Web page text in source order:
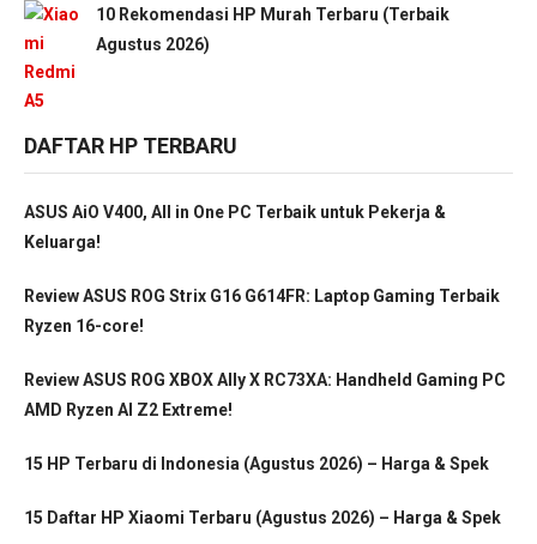
10 Rekomendasi HP Murah Terbaru (Terbaik
Agustus 2026)
DAFTAR HP TERBARU
ASUS AiO V400, All in One PC Terbaik untuk Pekerja &
Keluarga!
Review ASUS ROG Strix G16 G614FR: Laptop Gaming Terbaik
Ryzen 16-core!
Review ASUS ROG XBOX Ally X RC73XA: Handheld Gaming PC
AMD Ryzen AI Z2 Extreme!
15 HP Terbaru di Indonesia (Agustus 2026) – Harga & Spek
15 Daftar HP Xiaomi Terbaru (Agustus 2026) – Harga & Spek